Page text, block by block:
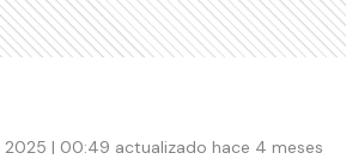
2025 | 00:49 actualizado hace 4 meses